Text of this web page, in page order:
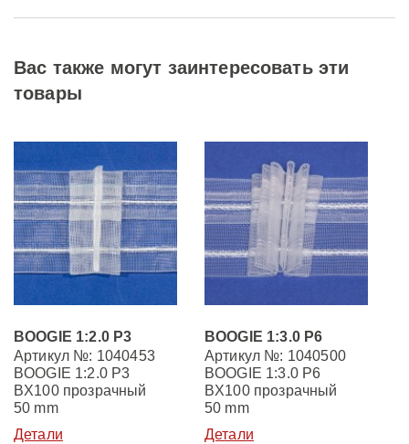
Вас также могут заинтересовать эти
товары
BOOGIE 1:2.0 P3
Артикул №: 1040453
BOOGIE 1:2.0 P3
BX100 прозрачный
50 mm
Детали
BOOGIE 1:3.0 P6
Артикул №: 1040500
BOOGIE 1:3.0 P6
BX100 прозрачный
50 mm
Детали